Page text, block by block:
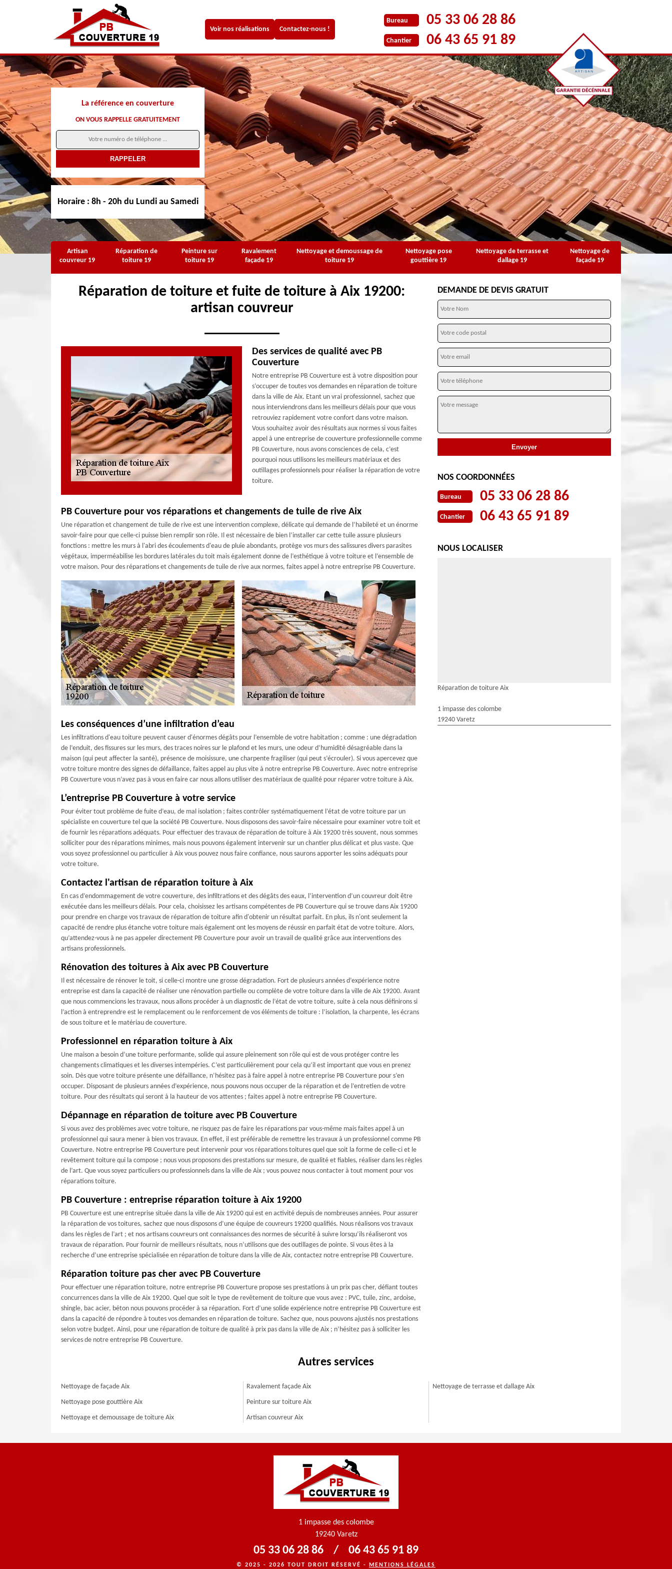
Voir nos réalisations Contactez-nous !
Bureau 05 33 06 28 86
Chantier 06 43 65 91 89
La référence en couverture
ON VOUS RAPPELLE GRATUITEMENT
Horaire : 8h - 20h du Lundi au Samedi
Artisan
couvreur 19
Réparation de
toiture 19
Peinture sur
toiture 19
Ravalement
façade 19
Nettoyage et demoussage de
toiture 19
Nettoyage pose
gouttière 19
Nettoyage de terrasse et
dallage 19
Nettoyage de
façade 19
Réparation de toiture et fuite de toiture à Aix 19200:
artisan couvreur
Des services de qualité avec PB
Couverture
Notre entreprise PB Couverture est à votre disposition pour
s’occuper de toutes vos demandes en réparation de toiture
dans la ville de Aix. Etant un vrai professionnel, sachez que
nous interviendrons dans les meilleurs délais pour que vous
retrouviez rapidement votre confort dans votre maison.
Vous souhaitez avoir des résultats aux normes si vous faites
appel à une entreprise de couverture professionnelle comme
PB Couverture, nous avons consciences de cela, c’est
pourquoi nous utilisons les meilleurs matériaux et des
outillages professionnels pour réaliser la réparation de votre
toiture.
PB Couverture pour vos réparations et changements de tuile de rive Aix
Une réparation et changement de tuile de rive est une intervention complexe, délicate qui demande de l’habileté et un énorme
savoir-faire pour que celle-ci puisse bien remplir son rôle. Il est nécessaire de bien l’installer car cette tuile assure plusieurs
fonctions : mettre les murs à l'abri des écoulements d'eau de pluie abondants, protège vos murs des salissures divers parasites
végétaux, imperméabilise les bordures latérales du toit mais également donne de l’esthétique à votre toiture et l’ensemble de
votre maison. Pour des réparations et changements de tuile de rive aux normes, faites appel à notre entreprise PB Couverture.
Les conséquences d’une infiltration d’eau
Les infiltrations d'eau toiture peuvent causer d'énormes dégâts pour l’ensemble de votre habitation ; comme : une dégradation
de l’enduit, des fissures sur les murs, des traces noires sur le plafond et les murs, une odeur d’humidité désagréable dans la
maison (qui peut affecter la santé), présence de moisissure, une charpente fragiliser (qui peut s’écrouler). Si vous apercevez que
votre toiture montre des signes de défaillance, faites appel au plus vite à notre entreprise PB Couverture. Avec notre entreprise
PB Couverture vous n’avez pas à vous en faire car nous allons utiliser des matériaux de qualité pour réparer votre toiture à Aix.
L’entreprise PB Couverture à votre service
Pour éviter tout problème de fuite d’eau, de mal isolation ; faites contrôler systématiquement l’état de votre toiture par un
spécialiste en couverture tel que la société PB Couverture. Nous disposons des savoir-faire nécessaire pour examiner votre toit et
de fournir les réparations adéquats. Pour effectuer des travaux de réparation de toiture à Aix 19200 très souvent, nous sommes
solliciter pour des réparations minimes, mais nous pouvons également intervenir sur un chantier plus délicat et plus vaste. Que
vous soyez professionnel ou particulier à Aix vous pouvez nous faire confiance, nous saurons apporter les soins adéquats pour
votre toiture.
Contactez l'artisan de réparation toiture à Aix
En cas d’endommagement de votre couverture, des infiltrations et des dégâts des eaux, l’intervention d’un couvreur doit être
exécutée dans les meilleurs délais. Pour cela, choisissez les artisans compétentes de PB Couverture qui se trouve dans Aix 19200
pour prendre en charge vos travaux de réparation de toiture afin d'obtenir un résultat parfait. En plus, ils n'ont seulement la
capacité de rendre plus étanche votre toiture mais également ont les moyens de réussir en parfait état de votre toiture. Alors,
qu’attendez-vous à ne pas appeler directement PB Couverture pour avoir un travail de qualité grâce aux interventions des
artisans professionnels.
Rénovation des toitures à Aix avec PB Couverture
Il est nécessaire de rénover le toit, si celle-ci montre une grosse dégradation. Fort de plusieurs années d’expérience notre
entreprise est dans la capacité de réaliser une rénovation partielle ou complète de votre toiture dans la ville de Aix 19200. Avant
que nous commencions les travaux, nous allons procéder à un diagnostic de l’état de votre toiture, suite à cela nous définirons si
l’action à entreprendre est le remplacement ou le renforcement de vos éléments de toiture : l’isolation, la charpente, les écrans
de sous toiture et le matériau de couverture.
Professionnel en réparation toiture à Aix
Une maison a besoin d’une toiture performante, solide qui assure pleinement son rôle qui est de vous protéger contre les
changements climatiques et les diverses intempéries. C’est particulièrement pour cela qu’il est important que vous en prenez
soin. Dès que votre toiture présente une défaillance, n’hésitez pas à faire appel à notre entreprise PB Couverture pour s’en
occuper. Disposant de plusieurs années d’expérience, nous pouvons nous occuper de la réparation et de l’entretien de votre
toiture. Pour des résultats qui seront à la hauteur de vos attentes ; faites appel à notre entreprise PB Couverture.
Dépannage en réparation de toiture avec PB Couverture
Si vous avez des problèmes avec votre toiture, ne risquez pas de faire les réparations par vous-même mais faites appel à un
professionnel qui saura mener à bien vos travaux. En effet, il est préférable de remettre les travaux à un professionnel comme PB
Couverture. Notre entreprise PB Couverture peut intervenir pour vos réparations toitures quel que soit la forme de celle-ci et le
revêtement toiture qui la compose ; nous vous proposons des prestations sur mesure, de qualité et fiables, réaliser dans les règles
de l’art. Que vous soyez particuliers ou professionnels dans la ville de Aix ; vous pouvez nous contacter à tout moment pour vos
réparations toiture.
PB Couverture : entreprise réparation toiture à Aix 19200
PB Couverture est une entreprise située dans la ville de Aix 19200 qui est en activité depuis de nombreuses années. Pour assurer
la réparation de vos toitures, sachez que nous disposons d’une équipe de couvreurs 19200 qualifiés. Nous réalisons vos travaux
dans les règles de l’art ; et nos artisans couvreurs ont connaissances des normes de sécurité à suivre lorsqu’ils réaliseront vos
travaux de réparation. Pour fournir de meilleurs résultats, nous n’utilisons que des outillages de pointe. Si vous êtes à la
recherche d’une entreprise spécialisée en réparation de toiture dans la ville de Aix, contactez notre entreprise PB Couverture.
Réparation toiture pas cher avec PB Couverture
Pour effectuer une réparation toiture, notre entreprise PB Couverture propose ses prestations à un prix pas cher, défiant toutes
concurrences dans la ville de Aix 19200. Quel que soit le type de revêtement de toiture que vous avez : PVC, tuile, zinc, ardoise,
shingle, bac acier, béton nous pouvons procéder à sa réparation. Fort d’une solide expérience notre entreprise PB Couverture est
dans la capacité de répondre à toutes vos demandes en réparation de toiture. Sachez que, nous pouvons ajustés nos prestations
selon votre budget. Ainsi, pour une réparation de toiture de qualité à prix pas dans la ville de Aix ; n’hésitez pas à solliciter les
services de notre entreprise PB Couverture.
DEMANDE DE DEVIS GRATUIT
NOS COORDONNÉES
Bureau 05 33 06 28 86
Chantier 06 43 65 91 89
NOUS LOCALISER
Réparation de toiture Aix
1 impasse des colombe
19240 Varetz
Autres services
Nettoyage de façade Aix
Nettoyage pose gouttière Aix
Nettoyage et demoussage de toiture Aix
Ravalement façade Aix
Peinture sur toiture Aix
Artisan couvreur Aix
Nettoyage de terrasse et dallage Aix
1 impasse des colombe
19240 Varetz
05 33 06 28 86 / 06 43 65 91 89
© 2025 - 2026 TOUT DROIT RÉSERVÉ - MENTIONS LÉGALES